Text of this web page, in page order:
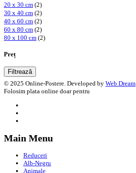
20 x 30 cm (2)
30 x 40 cm (2)
40 x 60 cm (2)
60 x 80 cm (2)
80 x 100 cm (2)
Preț
Filtrează
© 2025 Online-Postere. Developed by Web Dream
Folosim plata online doar pentru
Main Menu
Reduceri
Alb-Negru
Animale